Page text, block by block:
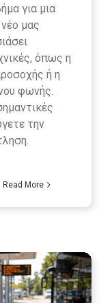
για μια
μας
όπως η
ή η
φωνής.
την
Read More